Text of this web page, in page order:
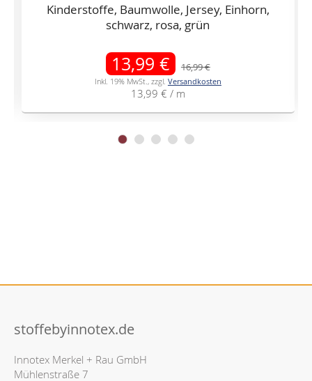
Kinderstoffe, Baumwolle, Jersey, Einhorn,
schwarz, rosa, grün
Sonderangebot
13,99 € 16,99 €
Inkl. 19% MwSt. , zzgl. Versandkosten
13,99 € / m
stoffebyinnotex.de
Innotex Merkel + Rau GmbH
Mühlenstraße 7